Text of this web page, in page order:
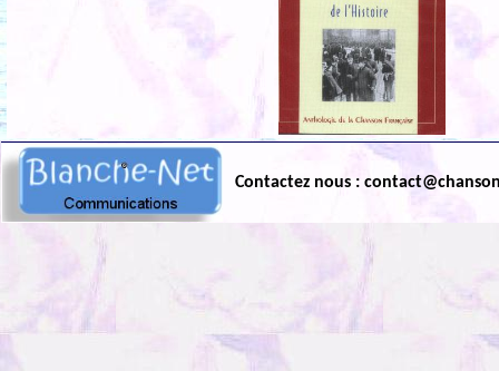
Contactez nous :